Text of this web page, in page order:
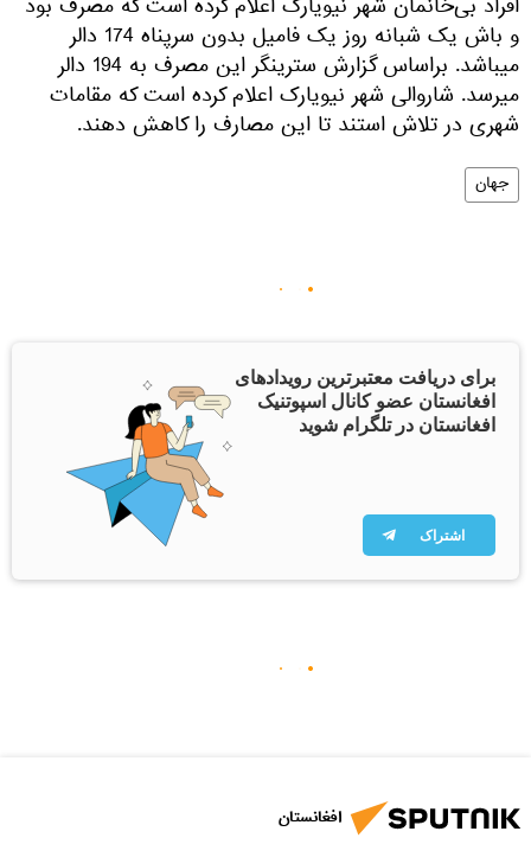
افراد بی‌خانمان شهر نیویارک اعلام کرده است که مصرف بود
و باش یک شبانه روز یک فامیل بدون سرپناه 174 دالر
میباشد. براساس گزارش سترینگر این مصرف به 194 دالر
میرسد. شاروالی شهر نیویارک اعلام کرده است که مقامات
شهری در تلاش استند تا این مصارف را کاهش دهند.
جهان
برای دریافت معتبرترین رویدادهای
افغانستان عضو کانال اسپوتنیک
افغانستان در تلگرام شوید
اشتراک
افغانستان